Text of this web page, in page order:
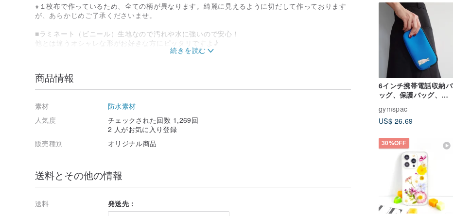
6インチ携帯電話収納バ
ッグ、保護バッグ、コ
ニバーサルバッグ、ブ
ルーのかわいい動物[3
gymspac
US$ 26.69
30%OFF
※１枚布で作っているため、全ての柄が異なります。綺麗に見えるように切だして作っております
が、あらかじめご了承くださいませ。
■ラミネート（ビニール）生地なので汚れや水に強いので安心！
他とは違うオシャレな形がお好きな方にピッタリですよ♪
■デザインと使いやすさにこだわって作りました。
すので、丈夫で使いやすい金具です。
●照明や画質などにより、色が若干違って見える事があります。
あらかじめご了承くださいませ。
スマホケース/iphoneケース/アイフォンケース/スマホカバー/iphoneカバー/アイホンケース/ひま
わりスマホケース/ヒマワリiPhoneケース/向日葵iPhoneカバー/ヒマワリスマホケース
産地/制作方法
日本 ハンドメイド
商品情報
素材
防水素材
人気度
チェックされた回数 1,269回
2 人がお気に入り登録
販売種別
オリジナル商品
送料とその他の情報
送料 発送先：